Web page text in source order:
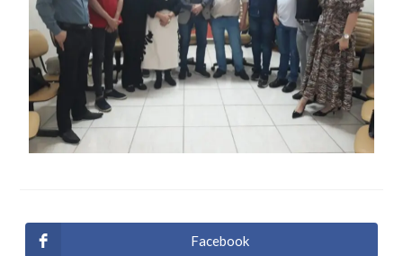
Facebook